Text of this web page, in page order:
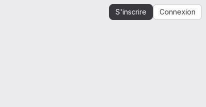
S'inscrire Connexion